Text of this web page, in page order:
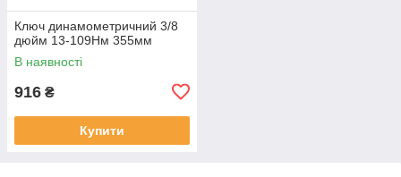
Ключ динамометричний 3/8
дюйм 13-109Нм 355мм
В наявності
916 ₴
Купити